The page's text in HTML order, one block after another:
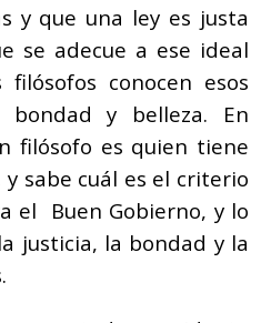
y que una ley es justa
se adecue a ese ideal
conocen esos
bondad y belleza. En
filósofo es quien tiene
sabe cuál es el criterio
el Buen Gobierno, y lo
justicia, la bondad y la